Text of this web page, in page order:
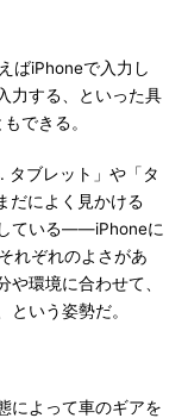
ばiPhoneで入力し
力する、といった具
できる。
ブレット」や「タ
だによく見かける
ている――iPhoneに
れぞれのよさがあ
や環境に合わせて、
いう姿勢だ。
によって車のギアを